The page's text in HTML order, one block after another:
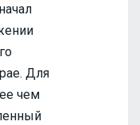
Для
чем